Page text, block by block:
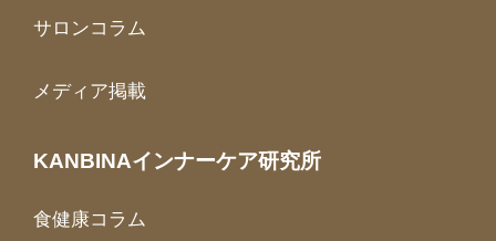
サロンコラム
メディア掲載
KANBINAインナーケア研究所
食健康コラム